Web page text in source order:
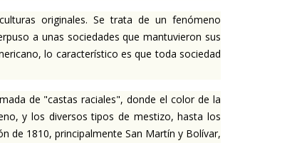
originales. Se trata de un fenómeno
a unas sociedades que mantuvieron sus
lo característico es que toda sociedad
de "castas raciales", donde el color de la
y los diversos tipos de mestizo, hasta los
de 1810, principalmente San Martín y Bolívar,